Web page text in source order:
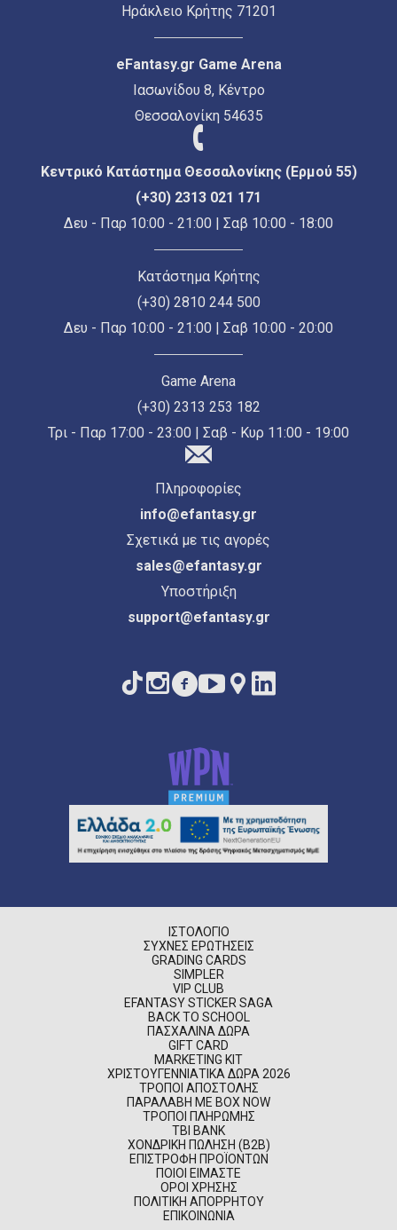
Ηράκλειο Κρήτης 71201
eFantasy.gr Game Arena
Ιασωνίδου 8, Κέντρο
Θεσσαλονίκη 54635
Κεντρικό Κατάστημα Θεσσαλονίκης (Ερμού 55)
(+30) 2313 021 171
Δευ - Παρ 10:00 - 21:00 | Σαβ 10:00 - 18:00
Κατάστημα Κρήτης
(+30) 2810 244 500
Δευ - Παρ 10:00 - 21:00 | Σαβ 10:00 - 20:00
Game Arena
(+30) 2313 253 182
Τρι - Παρ 17:00 - 23:00 | Σαβ - Κυρ 11:00 - 19:00
Πληροφορίες
info@efantasy.gr
Σχετικά με τις αγορές
sales@efantasy.gr
Υποστήριξη
support@efantasy.gr
ΙΣΤΟΛΌΓΙΟ
ΣΥΧΝΈΣ ΕΡΩΤΉΣΕΙΣ
GRADING CARDS
SIMPLER
VIP CLUB
EFANTASY STICKER SAGA
BACK TO SCHOOL
ΠΑΣΧΑΛΙΝΆ ΔΏΡΑ
GIFT CARD
MARKETING KIT
ΧΡΙΣΤΟΥΓΕΝΝΙΆΤΙΚΑ ΔΏΡΑ 2026
ΤΡΌΠΟΙ ΑΠΟΣΤΟΛΉΣ
ΠΑΡΑΛΑΒΉ ΜΕ BOX NOW
ΤΡΌΠΟΙ ΠΛΗΡΩΜΉΣ
TBI BANK
ΧΟΝΔΡΙΚΉ ΠΏΛΗΣΗ (B2B)
ΕΠΙΣΤΡΟΦΉ ΠΡΟΪΌΝΤΩΝ
ΠΟΙΟΊ ΕΊΜΑΣΤΕ
ΌΡΟΙ ΧΡΉΣΗΣ
ΠΟΛΙΤΙΚΉ ΑΠΟΡΡΉΤΟΥ
ΕΠΙΚΟΙΝΩΝΊΑ